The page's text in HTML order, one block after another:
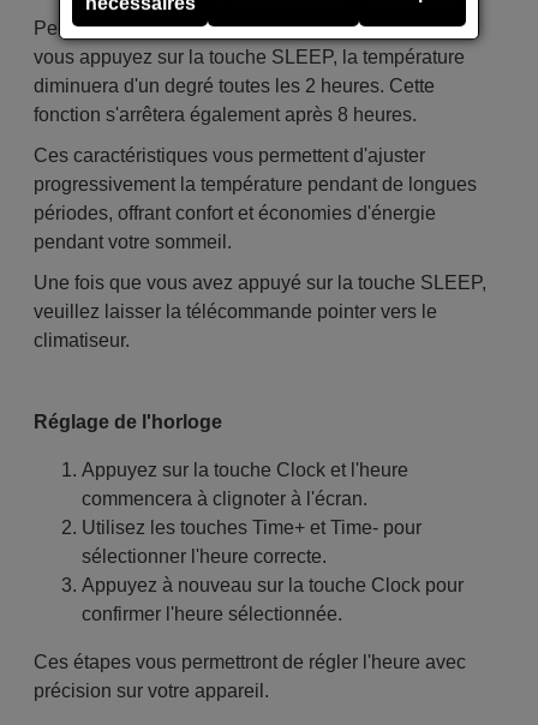
Pendant l'hiver, en utilisant le mode de chauffage, si
vous appuyez sur la touche SLEEP, la température
diminuera d'un degré toutes les 2 heures. Cette
fonction s'arrêtera également après 8 heures.
Ces caractéristiques vous permettent d'ajuster
progressivement la température pendant de longues
périodes, offrant confort et économies d'énergie
pendant votre sommeil.
Une fois que vous avez appuyé sur la touche SLEEP,
veuillez laisser la télécommande pointer vers le
climatiseur.
Réglage de l'horloge
Appuyez sur la touche Clock et l'heure
commencera à clignoter à l'écran.
Utilisez les touches Time+ et Time- pour
sélectionner l'heure correcte.
Appuyez à nouveau sur la touche Clock pour
confirmer l'heure sélectionnée.
Ces étapes vous permettront de régler l'heure avec
précision sur votre appareil.